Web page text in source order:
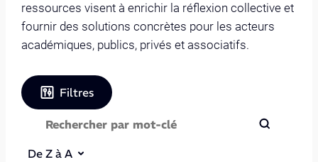
ressources visent à enrichir la réflexion collective et
fournir des solutions concrètes pour les acteurs
académiques, publics, privés et associatifs.
Filtres
De Z à A